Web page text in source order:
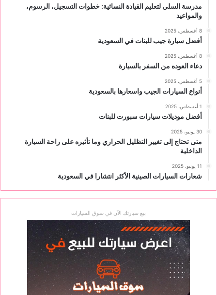
مدرسة السلي لتعليم القيادة النسائية: خطوات التسجيل، الرسوم،
والمواعيد
8 أغسطس، 2025
أفضل سيارة جيب للبنات في السعودية
8 أغسطس، 2025
دعاء العوده من السفر بالسيارة
5 أغسطس، 2025
أنواع السيارات الجيب واسعارها بالسعودية
1 أغسطس، 2025
أفضل موديلات سيارات سبورت للبنات
30 يونيو، 2025
متى تحتاج إلى تغيير التظليل الحراري وما تأثيره على راحة السيارة
الداخلية
11 يونيو، 2025
شعارات السيارات الصينية الأكثر انتشارا في السعودية
بيع سيارتك الآن في سوق السيارات